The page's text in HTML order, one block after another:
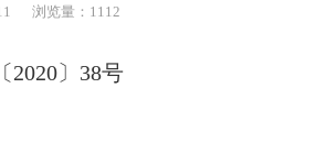
浏览量：1112
〕 38号